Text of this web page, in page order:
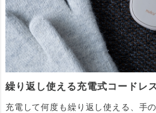
繰り返し使える充電式コードレ
充電して何度も繰り返し使える、手